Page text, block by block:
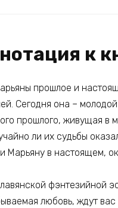
к
прошлое и
Сегодня она –
прошлого, живущая в
ли их судьбы
Марьяну в настоящем,
фэнтезийной
любовь, ждут вас